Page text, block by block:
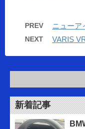
PREV ニューア
NEXT VARIS
新着記事